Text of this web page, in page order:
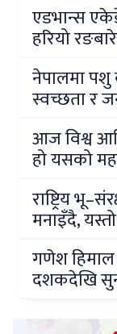
एडभान्स
हरियो
नेपालमा पशु
स्वच्छता र
आज विश्व
हो यसको
राष्ट्रिय
मनाइँदै,
गणेश हिमाल
दशकदेखि